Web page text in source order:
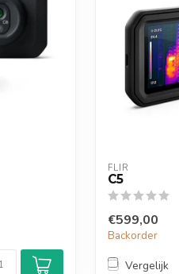
FLIR
C5
€599,00
Backorder
Vergelijk